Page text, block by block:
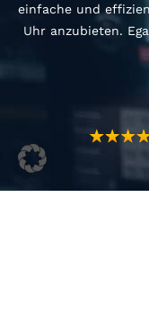
einfache und
Uhr anzubieten.